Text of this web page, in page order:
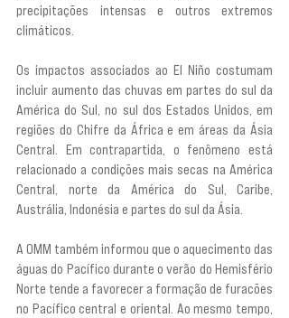
precipitações intensas e outros extremos
climáticos.
Os impactos associados ao El Niño costumam
incluir aumento das chuvas em partes do sul da
América do Sul, no sul dos Estados Unidos, em
regiões do Chifre da África e em áreas da Ásia
Central. Em contrapartida, o fenômeno está
relacionado a condições mais secas na América
Central, norte da América do Sul, Caribe,
Austrália, Indonésia e partes do sul da Ásia.
A OMM também informou que o aquecimento das
águas do Pacífico durante o verão do Hemisfério
Norte tende a favorecer a formação de furacões
no Pacífico central e oriental. Ao mesmo tempo,